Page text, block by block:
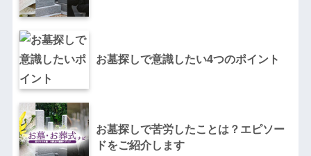
お墓探しで意識したい4つのポイント
お墓探しで苦労したことは？エピソー
ドをご紹介します